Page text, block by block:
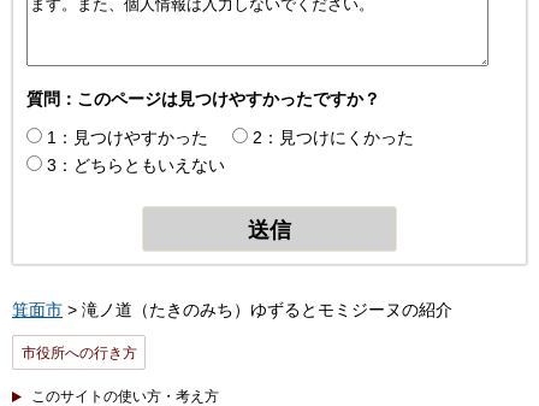
質問：このページは見つけやすかったですか？
1：見つけやすかった
2：見つけにくかった
3：どちらともいえない
箕面市 > 滝ノ道（たきのみち）ゆずるとモミジーヌの紹介
市役所への行き方
このサイトの使い方・考え方